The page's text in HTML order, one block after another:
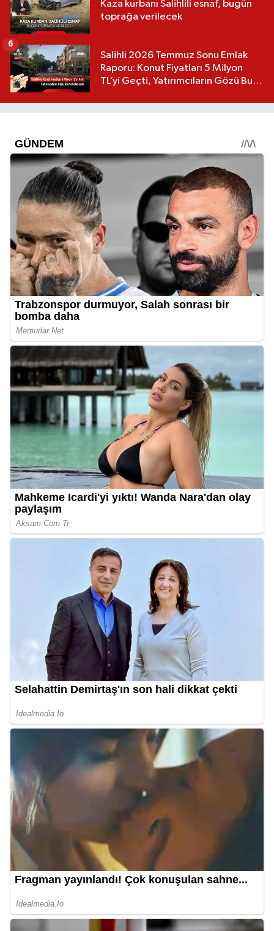
Kaza kurbanı Salihlili esnaf, bugün
toprağa verilecek
Salihli 2026 Temmuz Sonu Emlak
Raporu: Konut Fiyatları 5 Milyon
TL’yi Geçti, Yatırımcıların Gözü Bu
6